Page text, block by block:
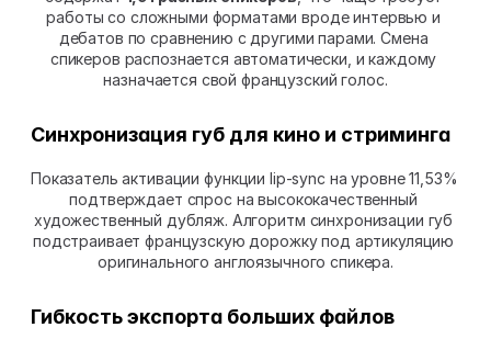
работы со сложными форматами вроде интервью и
дебатов по сравнению с другими парами. Смена
спикеров распознается автоматически, и каждому
назначается свой французский голос.
Синхронизация губ для кино и стриминга
Показатель активации функции lip-sync на уровне 11,53%
подтверждает спрос на высококачественный
художественный дубляж. Алгоритм синхронизации губ
подстраивает французскую дорожку под артикуляцию
оригинального англоязычного спикера.
Гибкость экспорта больших файлов